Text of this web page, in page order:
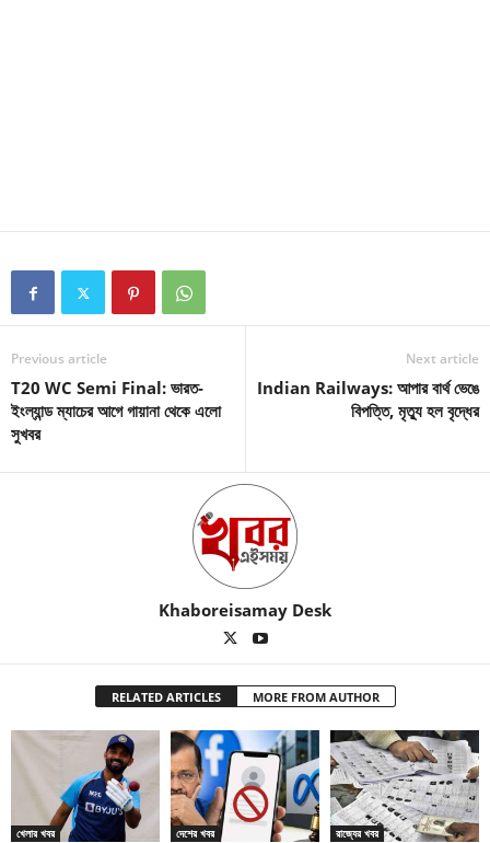
Previous article
T20 WC Semi Final: ভারত-
ইংল্যান্ড ম্যাচের আগে গায়ানা থেকে এলো
সুখবর
Next article
Indian Railways: আপার বার্থ ভেঙে
বিপত্তি, মৃত্যু হল বৃদ্ধের
Khaboreisamay Desk
RELATED ARTICLES MORE FROM AUTHOR
খেলার খবর দেশের খবর রাজ্যের খবর